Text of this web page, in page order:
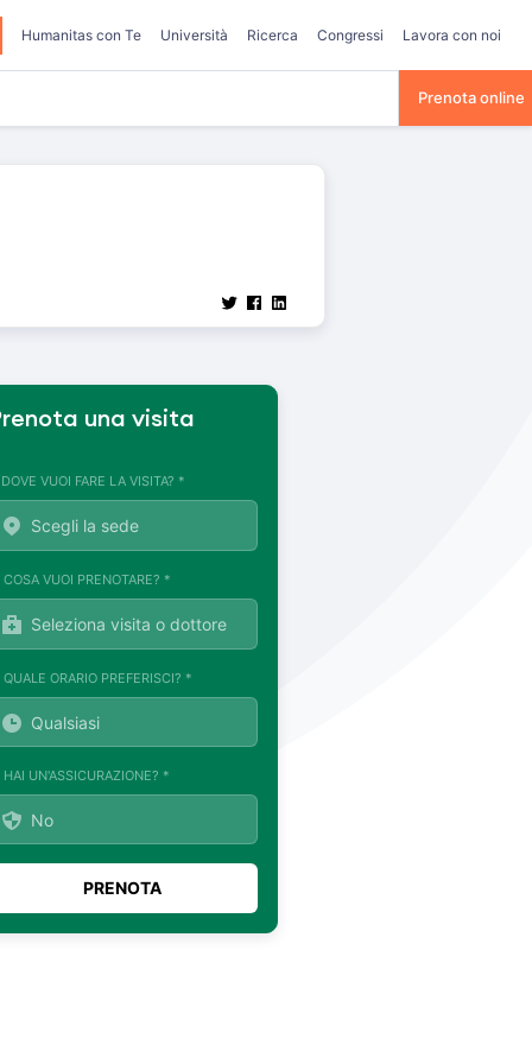
Humanitas con Te Università Ricerca Congressi Lavora con noi
Prenota online
una visita
VUOI FARE LA VISITA? *
COSA VUOI PRENOTARE? *
QUALE ORARIO PREFERISCI? *
UN'ASSICURAZIONE? *